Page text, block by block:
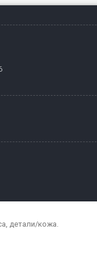
детали/кожа.